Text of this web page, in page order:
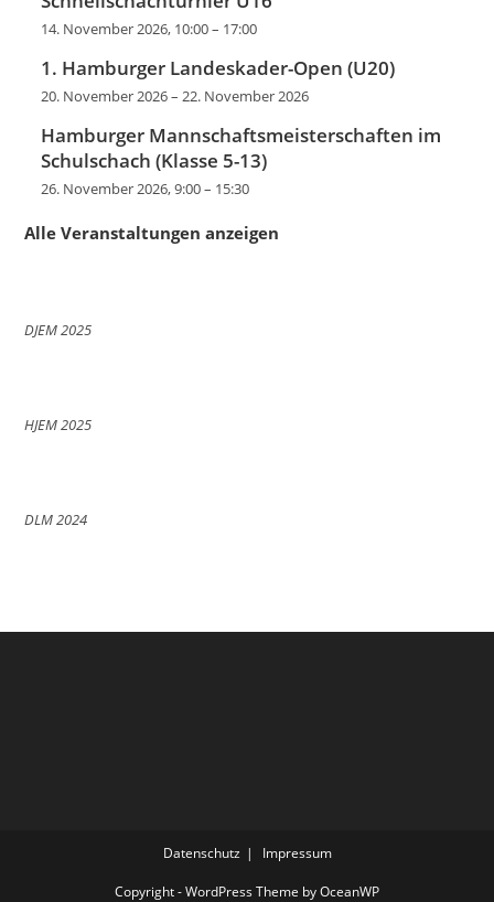
14. November 2026, 10:00– 17:00
1. Hamburger Landeskader-Open (U20)
20. November 2026–22. November 2026
Hamburger Mannschaftsmeisterschaften im
Schulschach (Klasse 5-13)
26. November 2026, 9:00– 15:30
Alle Veranstaltungen anzeigen
DJEM 2025
HJEM 2025
DLM 2024
Datenschutz Impressum
Copyright - WordPress Theme by OceanWP